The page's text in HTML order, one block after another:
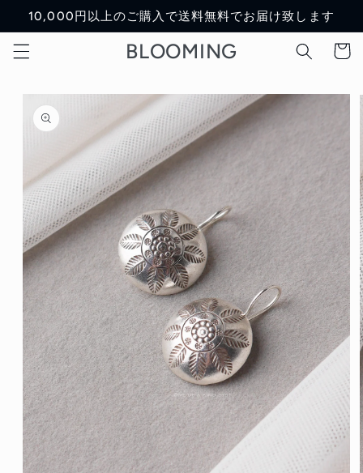
Skip to
content
10,000円以上のご購入で送料無料でお届け致します
BLOOMING Cart
Skip to
product
information